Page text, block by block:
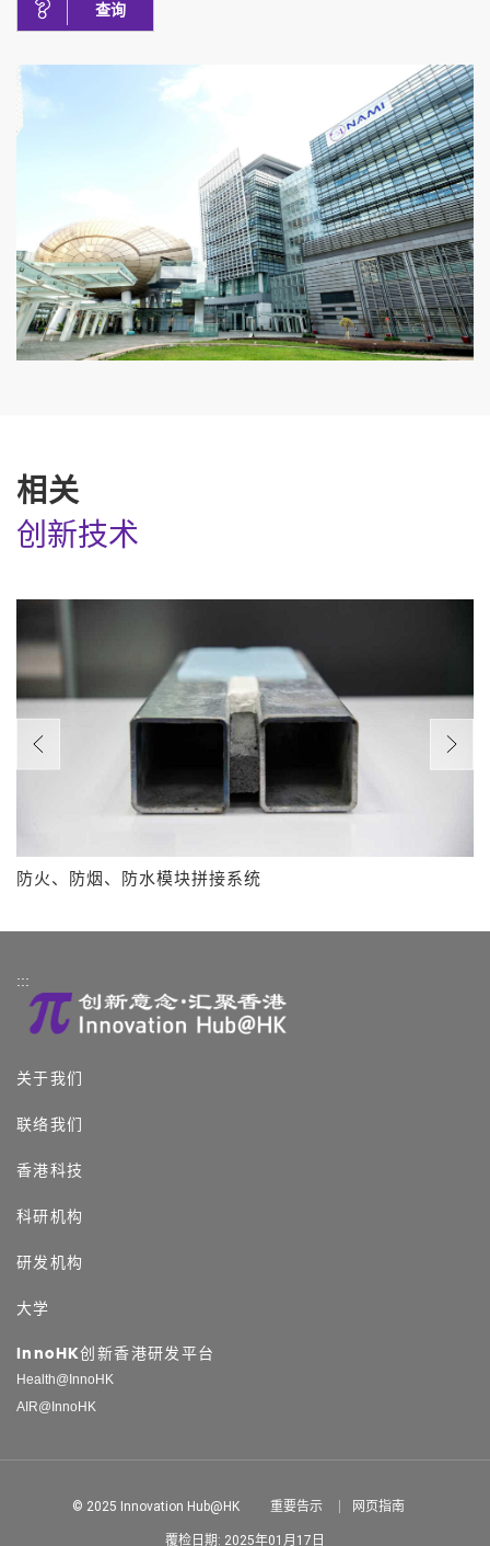
查询
相关
创新技术
防火、防烟、防水模块拼接系统
:::
关于我们
联络我们
香港科技
科研机构
研发机构
大学
InnoHK创新香港研发平台
Health@InnoHK
AIR@InnoHK
© 2025 Innovation Hub@HK 重要告示 网页指南
覆检日期: 2025年01月17日